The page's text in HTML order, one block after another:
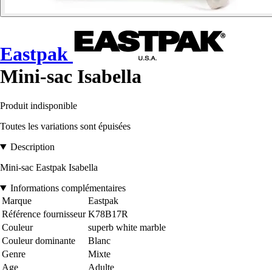
Eastpak
Mini-sac Isabella
Produit indisponible
Toutes les variations sont épuisées
Description
Mini-sac Eastpak Isabella
Informations complémentaires
Marque
Eastpak
Référence fournisseur K78B17R
Couleur
superb white marble
Couleur dominante
Blanc
Genre
Mixte
Age
Adulte